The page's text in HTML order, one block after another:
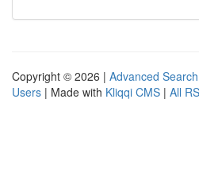
Copyright © 2026 | Advanced Search
Users | Made with Kliqqi CMS | All